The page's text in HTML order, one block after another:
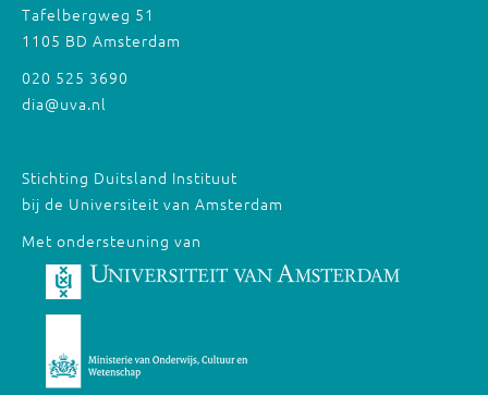
Tafelbergweg 51
1105 BD Amsterdam
020 525 3690
dia@uva.nl
Stichting Duitsland Instituut
bij de Universiteit van Amsterdam
Met ondersteuning van